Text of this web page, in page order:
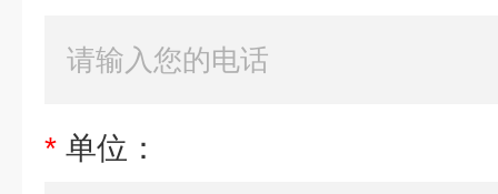
* 单位：